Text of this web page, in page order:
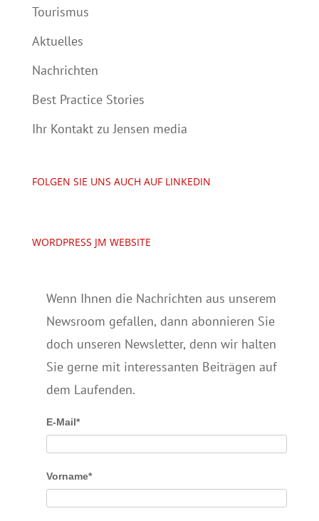
Tourismus
Aktuelles
Nachrichten
Best Practice Stories
Ihr Kontakt zu Jensen media
FOLGEN SIE UNS AUCH AUF LINKEDIN
WORDPRESS JM WEBSITE
Wenn Ihnen die Nachrichten aus unserem
Newsroom gefallen, dann abonnieren Sie
doch unseren Newsletter, denn wir halten
Sie gerne mit interessanten Beiträgen auf
dem Laufenden.
E-Mail*
Vorname*